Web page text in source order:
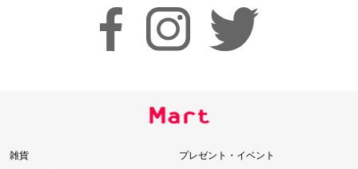
雑貨
プレゼント・イベント